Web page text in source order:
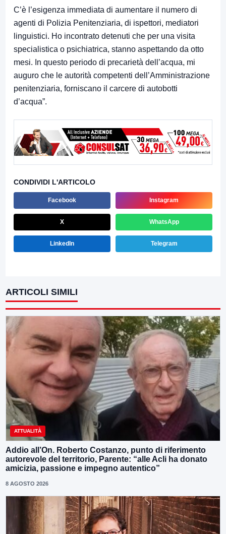
C’è l’esigenza immediata di aumentare il numero di
agenti di Polizia Penitenziaria, di ispettori, mediatori
linguistici. Ho incontrato detenuti che per una visita
specialistica o psichiatrica, stanno aspettando da otto
mesi. In questo periodo di precarietà dell’acqua, mi
auguro che le autorità competenti dell’Amministrazione
penitenziaria, forniscano il carcere di autobotti
d’acqua”.
CONDIVIDI L'ARTICOLO
Facebook Instagram
X WhatsApp
LinkedIn Telegram
ARTICOLI SIMILI
ATTUALITÀ
Addio all’On. Roberto Costanzo, punto di riferimento
autorevole del territorio, Parente: “alle Acli ha donato
amicizia, passione e impegno autentico”
8 AGOSTO 2026